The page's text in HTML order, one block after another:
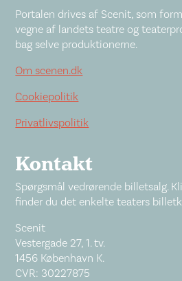
Portalen drives af Scenit, som
vegne af landets teatre og
bag selve produktionerne.
Om scenen.dk
Cookiepolitik
Privatlivspolitik
Kontakt
Spørgsmål vedrørende billetsalg.
finder du det enkelte teaters
Scenit
Vestergade 27, 1. tv.
1456 København K.
CVR: 30227875